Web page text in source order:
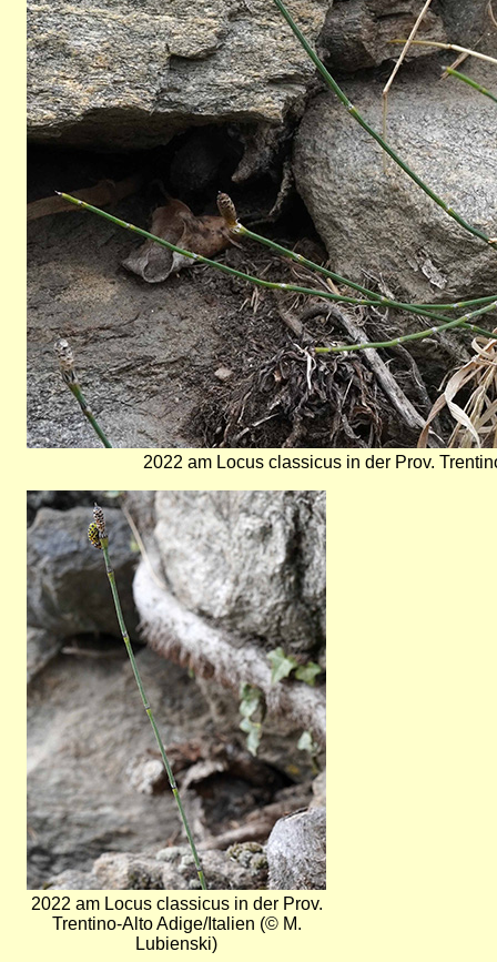
2022 am Locus classicus in der Prov.
Bild
2022 am Locus classicus in der Prov.
Trentino-Alto Adige/Italien (© M.
Lubienski)